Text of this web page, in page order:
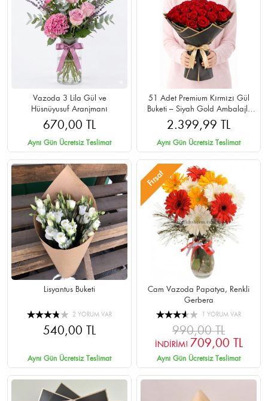
Vazoda 3 Lila Gül ve
Hüsnüyusuf Aranjmanı
670,00 TL
Aynı Gün Ücretsiz Teslimat
51 Adet Premium Kırmızı Gül
Buketi – Siyah Gold Ambalajlı
Cipsolu
2.399,99 TL
Aynı Gün Ücretsiz Teslimat
Lisyantus Buketi
2 YORUM VAR
540,00 TL
Aynı Gün Ücretsiz Teslimat
Fırsat
Cam Vazoda Papatya, Renkli
Gerbera
1 YORUM VAR
990,00 TL
İNDİRİM! 709,00 TL
Aynı Gün Ücretsiz Teslimat